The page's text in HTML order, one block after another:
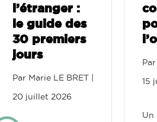
l’étranger :
le guide des
30 premiers
jours
Par Marie LE BRET
20 juillet 2026
Par
15
Un